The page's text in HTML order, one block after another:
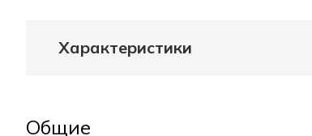
Характеристики
Общие